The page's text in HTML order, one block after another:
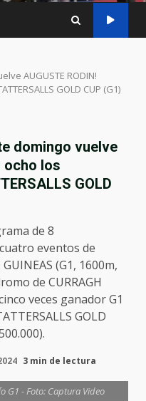
AUGUSTE RODIN!
GOLD CUP (G1)
domingo vuelve
ocho los
GOLD
de 8
eventos de
(G1, 1600m,
de CURRAGH
veces ganador G1
GOLD
3 min de lectura
G1 - Foto: Captura Video